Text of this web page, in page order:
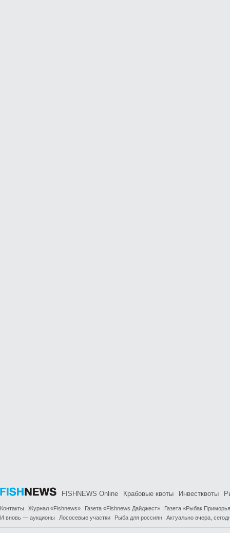
FISHNEWS Online Крабовые квоты Инвестквоты
Контакты Журнал «Fishnews» Газета «Fishnews Дайджест»
Газета «Рыбак
И вновь — аукционы
Лососевые участки Рыба для россиян Актуально вчера,